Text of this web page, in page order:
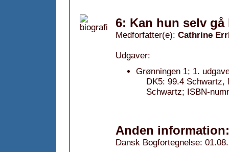
6: Kan hun selv gå
Medforfatter(e): Cathrine
Udgaver:
Grønningen 1; 1.
DK5: 99.4 Schwartz,
Schwartz; ISBN-
Anden information:
Dansk Bogfortegnelse: